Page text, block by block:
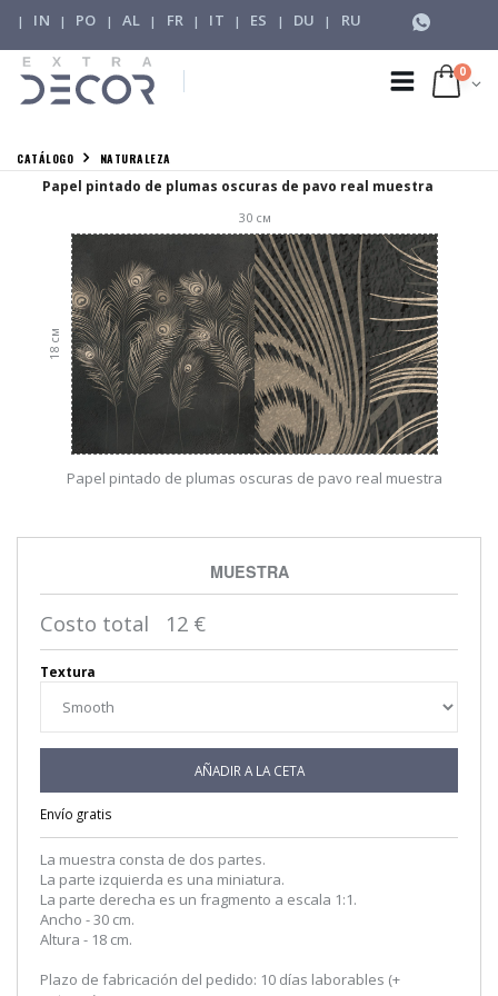
| IN | PO | AL | FR | IT | ES | DU | RU
0
CATÁLOGO NATURALEZA
Papel pintado de plumas oscuras de pavo real muestra
30см
18
см
Papel pintado de plumas oscuras de pavo real muestra
MUESTRA
Costo total 12 €
Textura
AÑADIR A LA CETA
Envío gratis
La muestra consta de dos partes.
La parte izquierda es una miniatura.
La parte derecha es un fragmento a escala 1:1.
Ancho - 30 cm.
Altura - 18 cm.
Plazo de fabricación del pedido: 10 días laborables (+